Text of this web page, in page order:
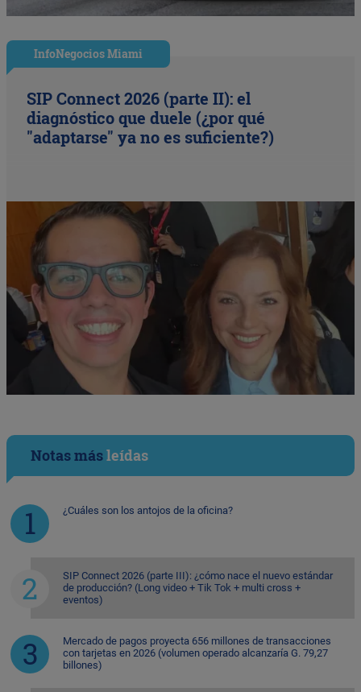
InfoNegocios Miami
SIP Connect 2026 (parte II): el
diagnóstico que duele (¿por qué
"adaptarse" ya no es suficiente?)
Notas másleídas
¿Cuáles son los antojos de la oficina?
SIP Connect 2026 (parte III): ¿cómo nace el nuevo estándar
de producción? (Long video + Tik Tok + multi cross +
eventos)
Mercado de pagos proyecta 656 millones de transacciones
con tarjetas en 2026 (volumen operado alcanzaría G. 79,27
billones)